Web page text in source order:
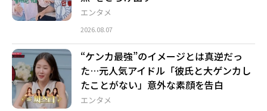
エンタメ
2026.08.07
エンタメ
“ケンカ最強”のイメージとは真逆だっ
た…元人気アイドル「彼氏と大ゲンカし
たことがない」意外な素顔を告白